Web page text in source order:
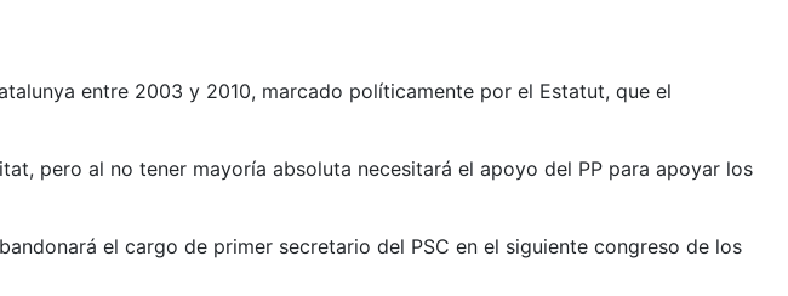
entre 2003 y 2010, marcado políticamente por el Estatut, que el
pero al no tener mayoría absoluta necesitará el apoyo del PP para apoyar los
el cargo de primer secretario del PSC en el siguiente congreso de los